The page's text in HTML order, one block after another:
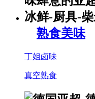
熟食美味
丁姐卤味
真空熟食